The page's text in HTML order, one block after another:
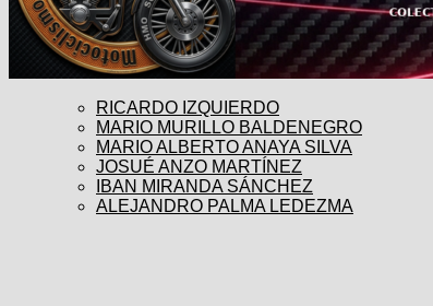
RICARDO IZQUIERDO
MARIO MURILLO BALDENEGRO
MARIO ALBERTO ANAYA SILVA
JOSUÉ ANZO MARTÍNEZ
IBAN MIRANDA SÁNCHEZ
ALEJANDRO PALMA LEDEZMA